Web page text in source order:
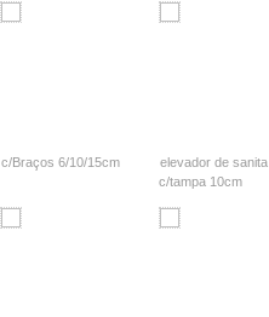
c/Braços 6/10/15cm
elevador de sanita
c/tampa 10cm